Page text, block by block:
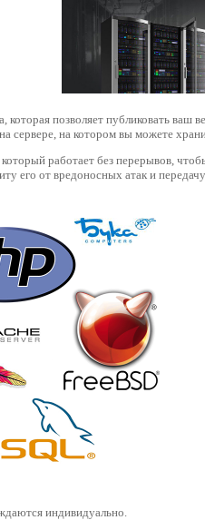
которая позволяет публиковать
сервере, на котором вы можете
работает без перерывов,
его от вредоносных атак и
индивидуально.